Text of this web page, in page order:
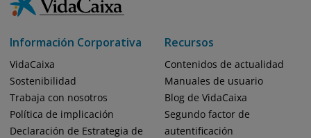
Información Corporativa
VidaCaixa
Sostenibilidad
Trabaja con nosotros
Política de implicación
Declaración de Estrategia de
Recursos
Contenidos de actualidad
Manuales de usuario
Blog de VidaCaixa
Segundo factor de
autentificación